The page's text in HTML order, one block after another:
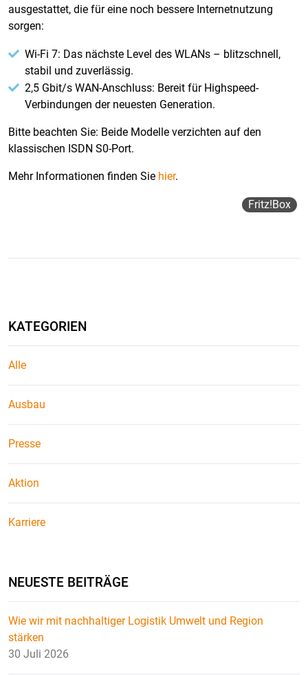
ausgestattet, die für eine noch bessere Internetnutzung
sorgen:
Wi-Fi 7: Das nächste Level des WLANs – blitzschnell,
stabil und zuverlässig.
2,5 Gbit/s WAN-Anschluss: Bereit für Highspeed-
Verbindungen der neuesten Generation.
Bitte beachten Sie: Beide Modelle verzichten auf den
klassischen ISDN S0-Port.
Mehr Informationen finden Sie hier.
Fritz!box
KATEGORIEN
Alle
Ausbau
Presse
Aktion
Karriere
NEUESTE BEITRÄGE
Wie wir mit nachhaltiger Logistik Umwelt und Region
stärken
30 Juli 2026